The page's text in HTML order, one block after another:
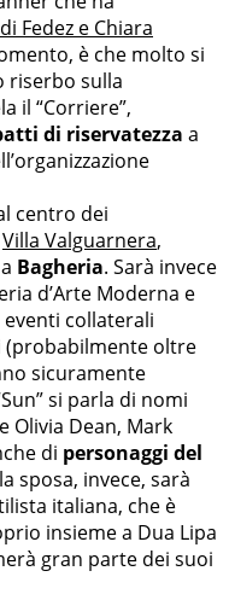
Fedez e Chiara
è che molto si
riserbo sulla
il “Corriere”,
di riservatezza a
centro dei
Villa Valguarnera,
Bagheria. Sarà invece
d’Arte Moderna e
eventi collaterali
oltre
sicuramente
si parla di nomi
Olivia Dean, Mark
di personaggi del
sposa, invece, sarà
italiana, che è
insieme a Dua Lipa
gran parte dei suoi